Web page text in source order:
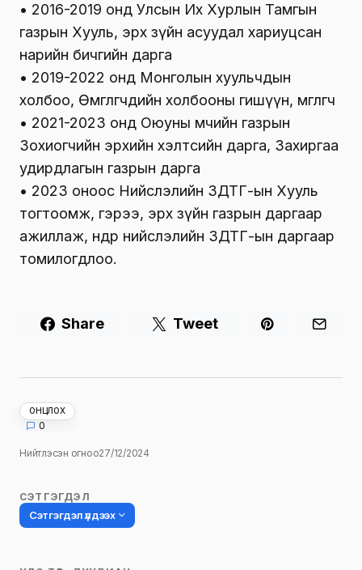
• 2016-2019 онд Улсын Их Хурлын Тамгын
газрын Хууль, эрх зүйн асуудал хариуцсан
нарийн бичгийн дарга
• 2019-2022 онд Монголын хуульчдын
холбоо, Өмгөөлөгчдийн холбооны гишүүн, өмгөөлөгч
• 2021-2023 онд Оюуны өмчийн газрын
Зохиогчийн эрхийн хэлтсийн дарга, Захиргаа
удирдлагын газрын дарга
• 2023 оноос Нийслэлийн ЗДТГ-ын Хууль
тогтоомж, гэрээ, эрх зүйн газрын даргаар
ажиллаж, өнөөдөр нийслэлийн ЗДТГ-ын даргаар
томилогдлоо.
Share Tweet
ОНЦЛОХ
0
Нийтлэсэн огноо27/12/2024
СЭТГЭГДЭЛ
Сэтгэгдэл үлдээх